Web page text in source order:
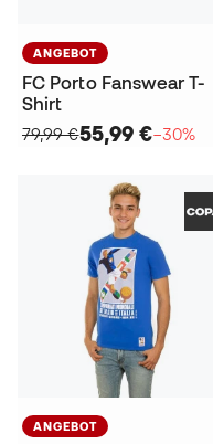
ANGEBOT
FC Porto Fanswear T-
Shirt
79,99 €55,99 €−30%
ANGEBOT